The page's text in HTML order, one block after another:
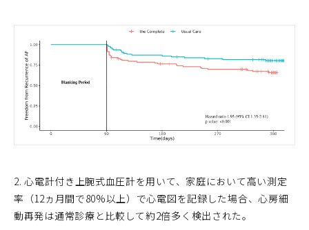
2. 心電計付き上腕式血圧計を用いて、家庭において高い測定
率（12ヵ月間で80%以上）で心電図を記録した場合、心房細
動再発は通常診療と比較して約2倍多く検出された。